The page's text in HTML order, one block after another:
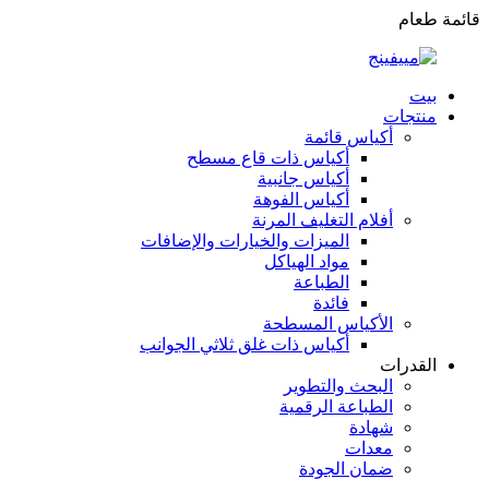
قائمة طعام
بيت
منتجات
أكياس قائمة
أكياس ذات قاع مسطح
أكياس جانبية
أكياس الفوهة
أفلام التغليف المرنة
الميزات والخيارات والإضافات
مواد الهياكل
الطباعة
فائدة
الأكياس المسطحة
أكياس ذات غلق ثلاثي الجوانب
القدرات
البحث والتطوير
الطباعة الرقمية
شهادة
معدات
ضمان الجودة